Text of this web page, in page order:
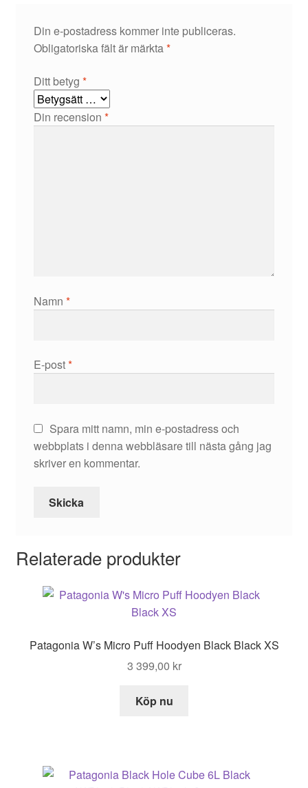
Din e-postadress kommer inte publiceras.
Obligatoriska fält är märkta*
Ditt betyg *
Din recension *
Namn *
E-post*
Spara mitt namn, min e-postadress och
webbplats i denna webbläsare till nästa gång jag
skriver en kommentar.
Relaterade produkter
Patagonia W’s Micro Puff Hoodyen Black Black XS
3 399,00 kr
Köp nu